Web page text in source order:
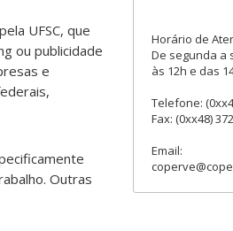
UFSC, que
ou publicidade
e
Outras
Horário de
De segunda a
às 12h e das
Telefone:
Fax: (0xx48)
Email: